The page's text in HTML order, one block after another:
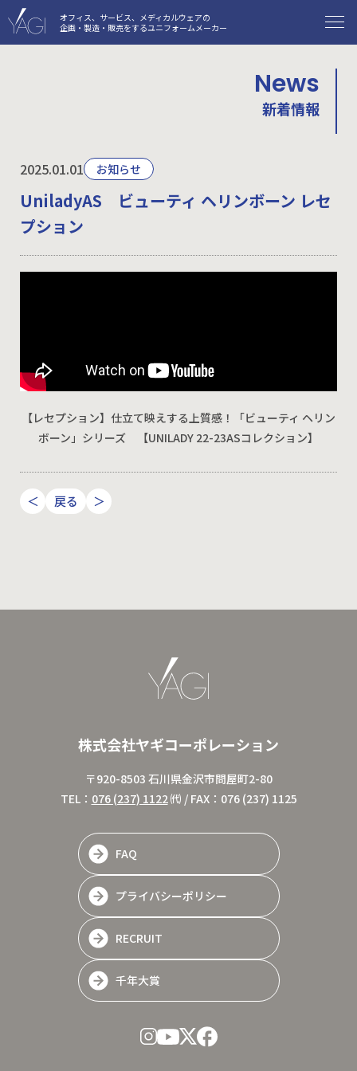
オフィス、サービス、メディカルウェアの
企画・製造・販売をするユニフォームメーカー
新着情報
News
2025.01.01 お知らせ
UniladyAS ビューティ ヘリンボーン レセ
プション
【レセプション】仕立て映えする上質感！「ビューティ ヘリン
ボーン」シリーズ 【UNILADY 22-23ASコレクション】
＜ 戻る ＞
株式会社ヤギコーポレーション
〒920-8503 石川県金沢市問屋町2-80
TEL： 076 (237) 1122㈹ / FAX：076 (237) 1125
FAQ
プライバシーポリシー
RECRUIT
千年大賞